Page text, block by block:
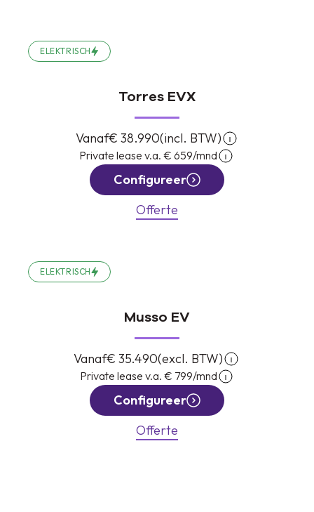
ELEKTRISCH
Torres EVX
Vanaf€ 38.990(incl. BTW)
Private lease v.a. € 659/mnd
Configureer
Offerte
ELEKTRISCH
Musso EV
Vanaf€ 35.490(excl. BTW)
Private lease v.a. € 799/mnd
Configureer
Offerte